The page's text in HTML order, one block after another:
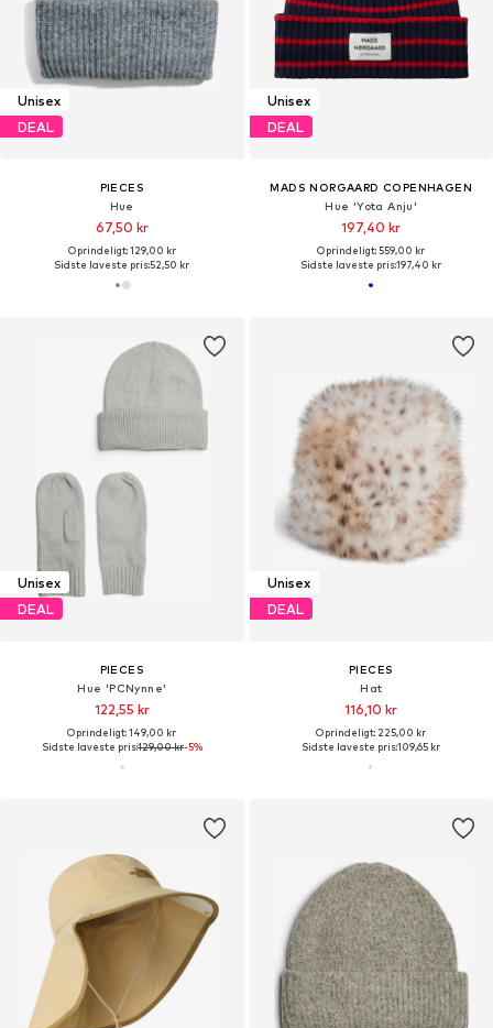
Unisex
DEAL
PIECES
Hue
67,50 kr
Oprindeligt: 129,00 kr
Sidste laveste pris:52,50 kr
Unisex
DEAL
MADS NORGAARD COPENHAGEN
Hue 'Yota Anju'
197,40 kr
Oprindeligt: 559,00 kr
Sidste laveste pris:197,40 kr
Unisex
DEAL
PIECES
Hue 'PCNynne'
122,55 kr
Oprindeligt: 149,00 kr
Sidste laveste pris:129,00 kr-5%
Unisex
DEAL
PIECES
Hat
116,10 kr
Oprindeligt: 225,00 kr
Sidste laveste pris:109,65 kr